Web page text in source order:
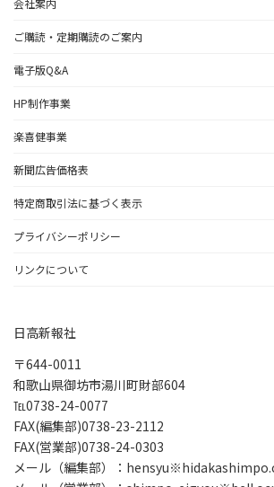
会社案内
ご購読・定期購読のご案内
電子版Q&A
HP制作事業
楽喜健事業
新聞広告価格表
特定商取引法に基づく表示
プライバシーポリシー
リンクについて
日高新報社
〒644-0011
和歌山県御坊市湯川町財部604
℡0738-24-0077
FAX(編集部)0738-23-2112
FAX(営業部)0738-24-0303
メール（編集部）：